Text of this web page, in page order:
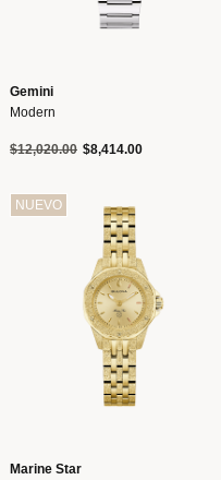
Gemini
Modern
Precio reducido de
$12,020.00a$8,414.00
NUEVO
Marine Star